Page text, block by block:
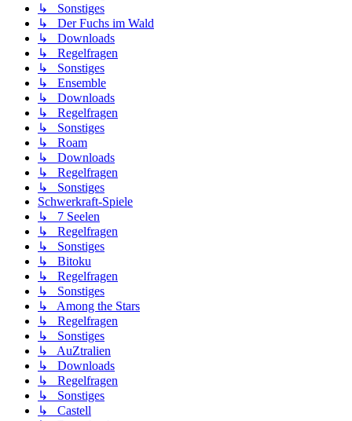
↳ Sonstiges
↳ Der Fuchs im Wald
↳ Downloads
↳ Regelfragen
↳ Sonstiges
↳ Ensemble
↳ Downloads
↳ Regelfragen
↳ Sonstiges
↳ Roam
↳ Downloads
↳ Regelfragen
↳ Sonstiges
Schwerkraft-Spiele
↳ 7 Seelen
↳ Regelfragen
↳ Sonstiges
↳ Bitoku
↳ Regelfragen
↳ Sonstiges
↳ Among the Stars
↳ Regelfragen
↳ Sonstiges
↳ AuZtralien
↳ Downloads
↳ Regelfragen
↳ Sonstiges
↳ Castell